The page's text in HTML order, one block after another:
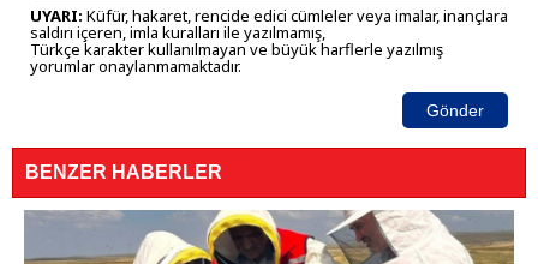
UYARI: Küfür, hakaret, rencide edici cümleler veya imalar, inançlara
saldırı içeren, imla kuralları ile yazılmamış,
Türkçe karakter kullanılmayan ve büyük harflerle yazılmış
yorumlar onaylanmamaktadır.
Gönder
BENZER HABERLER